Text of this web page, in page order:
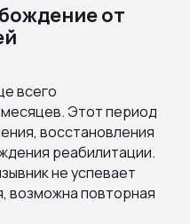
от
всего
Этот период
восстановления
реабилитации.
не успевает
возможна повторная